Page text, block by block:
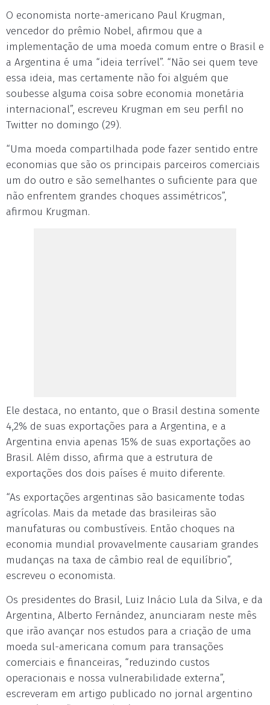
O economista norte-americano Paul Krugman,
vencedor do prêmio Nobel, afirmou que a
implementação de uma moeda comum entre o Brasil e
a Argentina é uma “ideia terrível”. “Não sei quem teve
essa ideia, mas certamente não foi alguém que
soubesse alguma coisa sobre economia monetária
internacional”, escreveu Krugman em seu perfil no
Twitter no domingo (29).
“Uma moeda compartilhada pode fazer sentido entre
economias que são os principais parceiros comerciais
um do outro e são semelhantes o suficiente para que
não enfrentem grandes choques assimétricos”,
afirmou Krugman.
Ele destaca, no entanto, que o Brasil destina somente
4,2% de suas exportações para a Argentina, e a
Argentina envia apenas 15% de suas exportações ao
Brasil. Além disso, afirma que a estrutura de
exportações dos dois países é muito diferente.
“As exportações argentinas são basicamente todas
agrícolas. Mais da metade das brasileiras são
manufaturas ou combustíveis. Então choques na
economia mundial provavelmente causariam grandes
mudanças na taxa de câmbio real de equilíbrio”,
escreveu o economista.
Os presidentes do Brasil, Luiz Inácio Lula da Silva, e da
Argentina, Alberto Fernández, anunciaram neste mês
que irão avançar nos estudos para a criação de uma
moeda sul-americana comum para transações
comerciais e financeiras, “reduzindo custos
operacionais e nossa vulnerabilidade externa”,
escreveram em artigo publicado no jornal argentino